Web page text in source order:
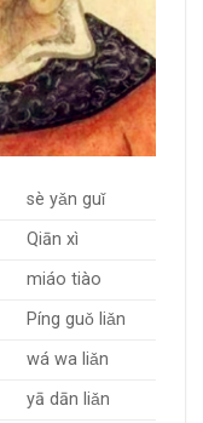
sè yǎn guǐ
Qiān xì
miáo tiào
Píng guǒ liǎn
wá wa liǎn
yā dān liǎn